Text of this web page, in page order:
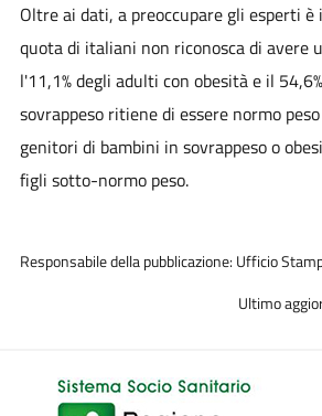
Oltre ai dati, a preoccupare gli esperti
quota di italiani non riconosca di avere
l'11,1% degli adulti con obesità e il
sovrappeso ritiene di essere normo
genitori di bambini in sovrappeso o
figli sotto-normo peso.
Responsabile della pubblicazione: Ufficio
Ultimo